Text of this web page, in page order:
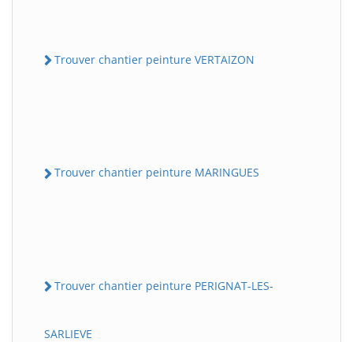
Trouver chantier peinture VERTAIZON
Trouver chantier peinture MARINGUES
Trouver chantier peinture PERIGNAT-LES-
SARLIEVE